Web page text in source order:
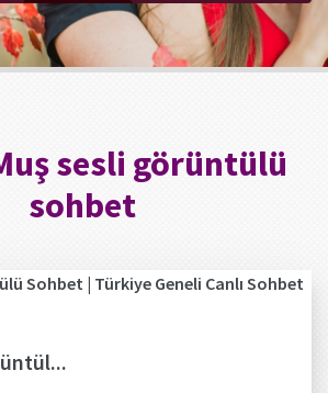
sesli görüntülü
sohbet